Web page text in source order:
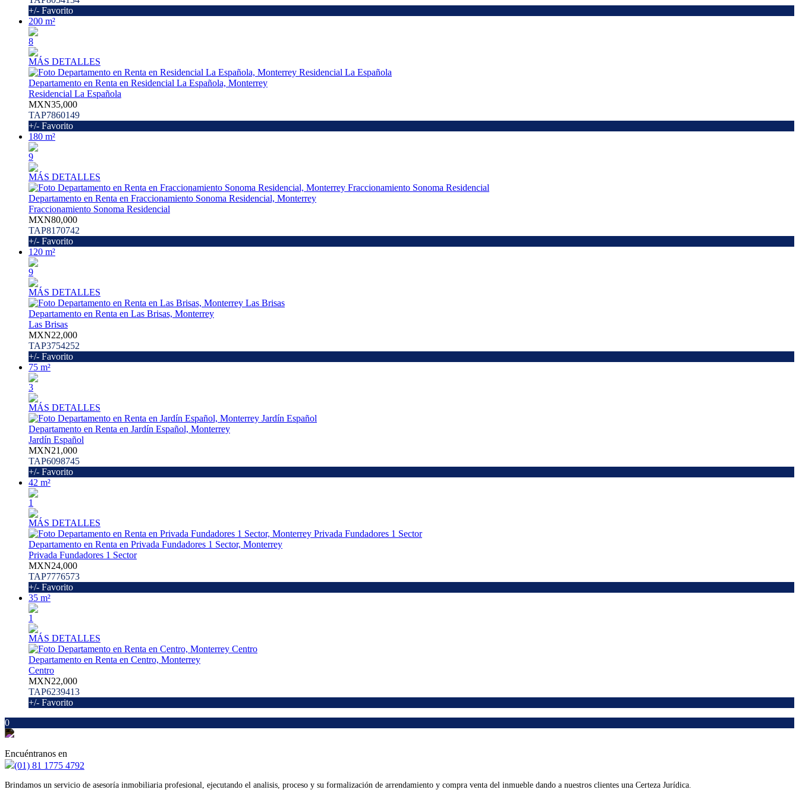
+/- Favorito
200 m²
8
MÁS DETALLES
Departamento en Renta en Residencial La Española, Monterrey
Residencial La Española
MXN35,000
TAP7860149
+/- Favorito
180 m²
9
MÁS DETALLES
Departamento en Renta en Fraccionamiento Sonoma Residencial, Monterrey
Fraccionamiento Sonoma Residencial
MXN80,000
TAP8170742
+/- Favorito
120 m²
9
MÁS DETALLES
Departamento en Renta en Las Brisas, Monterrey
Las Brisas
MXN22,000
TAP3754252
+/- Favorito
75 m²
3
MÁS DETALLES
Departamento en Renta en Jardín Español, Monterrey
Jardín Español
MXN21,000
TAP6098745
+/- Favorito
42 m²
1
MÁS DETALLES
Departamento en Renta en Privada Fundadores 1 Sector, Monterrey
Privada Fundadores 1 Sector
MXN24,000
TAP7776573
+/- Favorito
35 m²
1
MÁS DETALLES
Departamento en Renta en Centro, Monterrey
Centro
MXN22,000
TAP6239413
+/- Favorito
0
Encuéntranos en
(01) 81 1775 4792
Brindamos un servicio de asesoría inmobiliaria profesional, ejecutando el analisis, proceso y su formalización de arrendamiento y compra venta del inmueble dando a nuestros clientes una Certeza Jurídica.